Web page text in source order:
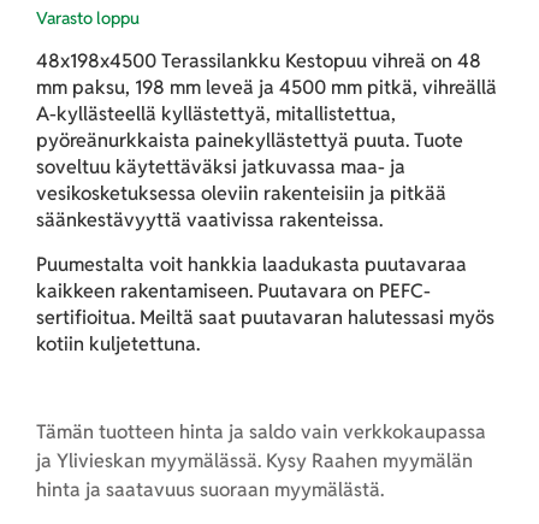
Varasto loppu
48x198x4500 Terassilankku Kestopuu vihreä on 48
mm paksu, 198 mm leveä ja 4500 mm pitkä, vihreällä
A-kyllästeellä kyllästettyä, mitallistettua,
pyöreänurkkaista painekyllästettyä puuta. Tuote
soveltuu käytettäväksi jatkuvassa maa- ja
vesikosketuksessa oleviin rakenteisiin ja pitkää
säänkestävyyttä vaativissa rakenteissa.
Puumestalta voit hankkia laadukasta puutavaraa
kaikkeen rakentamiseen. Puutavara on PEFC-
sertifioitua. Meiltä saat puutavaran halutessasi myös
kotiin kuljetettuna.
Tämän tuotteen hinta ja saldo vain verkkokaupassa
ja Ylivieskan myymälässä. Kysy Raahen myymälän
hinta ja saatavuus suoraan myymälästä.